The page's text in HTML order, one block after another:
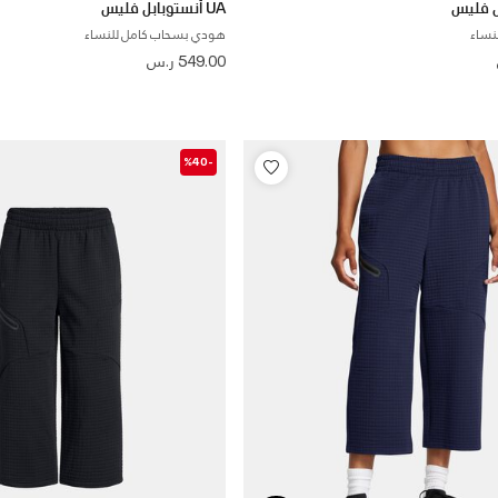
UA أنستوبابل فليس
هودي بسحاب كامل للنساء
549.00 ر.س
-%40